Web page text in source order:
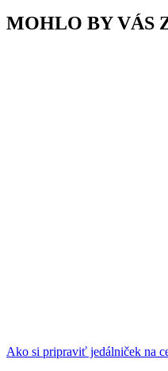
MOHLO BY VÁS
Ako si pripraviť jedálniček na